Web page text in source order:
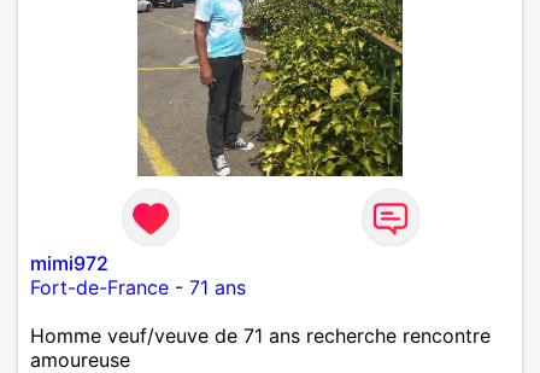
mimi972
Fort-de-France - 71 ans
Homme veuf/veuve de 71 ans recherche rencontre
amoureuse